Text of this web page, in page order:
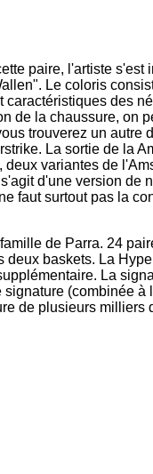
paire, l'artiste s'est
Le coloris
des
de la chaussure, on
trouverez un autre
La sortie de la
variantes de
d'une version de
faut surtout pas la
de Parra. 24
deux baskets. La
La
(combinée à
de plusieurs milliers